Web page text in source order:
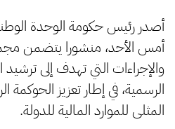
أصدر رئيس حكومة الوحدة
أمس الأحد، منشورا يتضمن
والإجراءات التي تهدف إلى ترشيد
الرسمية، في إطار تعزيز الحوكمة
المثلى للموارد المالية للدولة.